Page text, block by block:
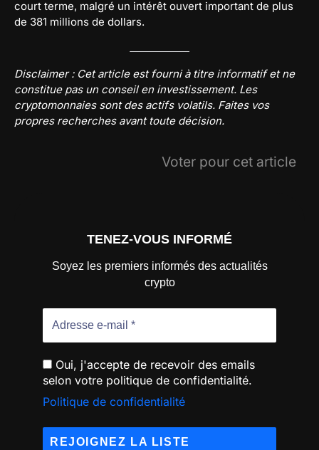
court terme, malgré un intérêt ouvert important de plus
de 381 millions de dollars.
Disclaimer : Cet article est fourni à titre informatif et ne
constitue pas un conseil en investissement. Les
cryptomonnaies sont des actifs volatils. Faites vos
propres recherches avant toute décision.
Voter pour cet article
TENEZ-VOUS INFORMÉ
Soyez les premiers informés des actualités
crypto
Oui, j'accepte de recevoir des emails
selon votre politique de confidentialité.
Politique de confidentialité